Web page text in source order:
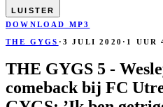
LUISTER
DOWNLOAD MP3
THE GYGS · 3 JULI 2020 · 1 UUR
THE GYGS 5 -
comeback bij FC